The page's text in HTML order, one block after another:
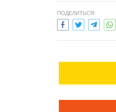
ПОДЕЛИТЬСЯ: